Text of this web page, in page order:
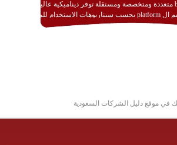
blocks متعددة ومتخصصة ومستقلة توفر ديناميكية عالية
لتصميم ال platform بحسب سيناريوهات الاستخدام للمنصة
وتتوافق مع النشر والاستثمار ضمن بيئة استضافة dedicated
http://www.plutosms.com/
في موقع دليل الشركات السعودية